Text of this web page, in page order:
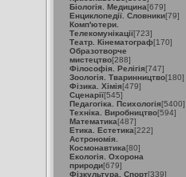
Біологія. Медицина[679]
Енциклопедії. Словники[79]
Комп'ютери.
Телекомунікації[723]
Театр. Кінематограф[170]
Образотворче
мистецтво[288]
Філософія. Релігія[747]
Зоологія. Тваринництво[180]
Фізика. Хімія[479]
Сценарії[545]
Педагогіка. Психологія[5400]
Техніка. Виробництво[594]
Математика[487]
Етика. Естетика[222]
Астрономія.
Космонавтика[80]
Екологія. Охорона
природи[679]
Фізкультура. Спорт[339]